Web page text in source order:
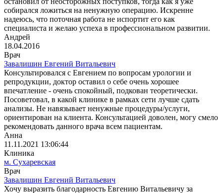
собирался ложиться на ненужную операцию. Искренне
надеюсь, что поточная работа не испортит его как
специалиста и желаю успеха в профессиональном развитии.
Андрей
18.04.2016
Врач
Завалишин Евгений Витальевич
Консультировался с Евгением по вопросам урологии и
репродукции, доктор оставил о себе очень хорошее
впечатление - очень спокойный, подкован теоретически.
Посоветовал, в какой клинике в рамках сети лучше сдать
анализы. Не навязывает ненужные процедуры/услуги,
ориентирован на клиента. Консультацией доволен, могу смело
рекомендовать данного врача всем пациентам.
Анна
11.11.2021 13:06:44
Клиника
м. Сухаревская
Врач
Завалишин Евгений Витальевич
Хочу выразить благодарность Евгению Витальевичу за